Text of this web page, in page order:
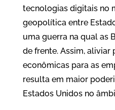
tecnologias digitais no
geopolítica entre
uma guerra na qual as
de frente. Assim,
econômicas para as
resulta em maior
Estados Unidos no